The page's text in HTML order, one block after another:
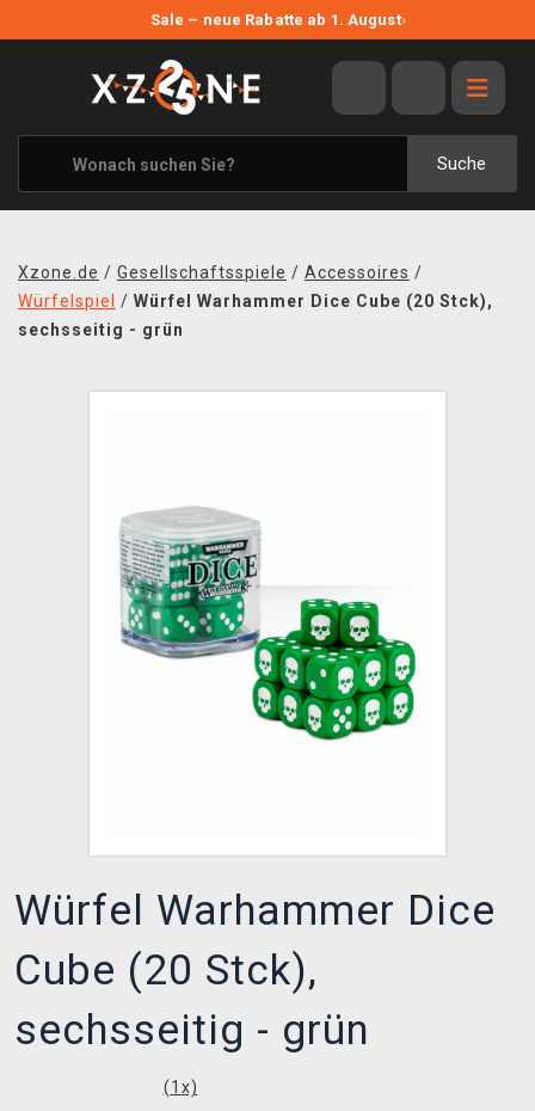
Sale – neue Rabatte ab 1. August›
Suche
ANGEBOTE
ALLE MARKEN
XZONE ORIGINALS
KLEIDUNG & ACCESSOIRES
BÜCHER & COMICS
XZONE CLUB
Xzone.de / Gesellschaftsspiele / Accessoires /
Würfelspiel
/ Würfel Warhammer Dice Cube (20 Stck),
sechsseitig - grün
Würfel Warhammer Dice
Cube (20 Stck),
sechsseitig - grün
(1 x)